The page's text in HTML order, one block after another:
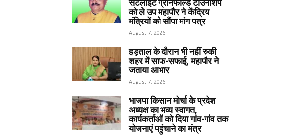
सेटेलाइट ग्रीनफील्ड टाउनशिप
को ले उप महापौर ने केंद्रिय
मंत्रियों को सौंपा मांग पत्र
August 7, 2026
हड़ताल के दौरान भी नहीं रुकी
शहर में साफ-सफाई, महापौर ने
जताया आभार
August 7, 2026
भाजपा किसान मोर्चा के प्रदेश
अध्यक्ष का भव्य स्वागत,
कार्यकर्ताओं को दिया गांव-गांव तक
योजनाएं पहुंचाने का मंत्र